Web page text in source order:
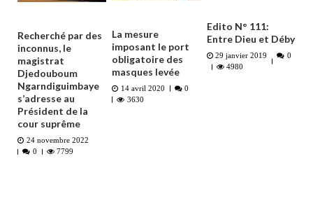
Recherché par des
inconnus, le
magistrat
Djedouboum
Ngarndiguimbaye
s’adresse au
Président de la
cour suprême
24 novembre 2022
0
7799
La mesure
imposant le port
obligatoire des
masques levée
14 avril 2020
0
3630
Edito N° 111:
Entre Dieu et Déby
29 janvier 2019
0
4980